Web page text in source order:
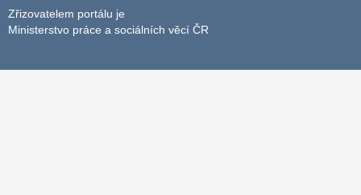
Zřizovatelem portálu je
Ministerstvo práce a sociálních věcí ČR